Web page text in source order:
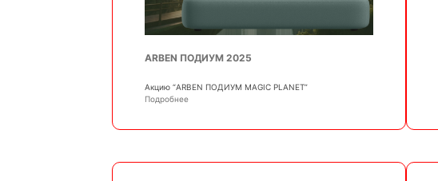
ARBEN ПОДИУМ 2025
Акцию “ARBEN ПОДИУМ MAGIC PLANET”
Подробнее